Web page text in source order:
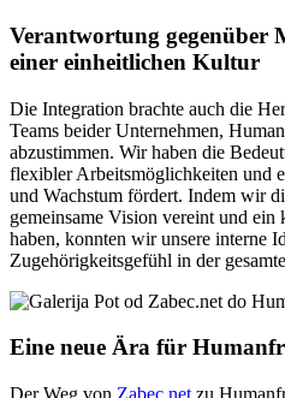
Verantwortung gegenüber
einer einheitlichen Kultur
Die Integration brachte auch die
Teams beider Unternehmen,
abzustimmen. Wir haben die
flexibler Arbeitsmöglichkeiten und
und Wachstum fördert. Indem wir
gemeinsame Vision vereint und
haben, konnten wir unsere interne
Zugehörigkeitsgefühl in der
Eine neue Ära für
Der Weg von Zabec.net zu